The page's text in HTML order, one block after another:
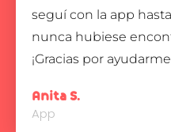
seguí con la app
nunca hubiese
¡Gracias por
Anita S.
App